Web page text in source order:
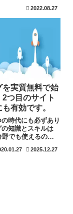
にリモート学習も増
ソコンの勉強に
するのも考えも
でWindowsを利
べて解決！１台で二
きるソフトを紹介し
2022.08.27
を実質無料で始
つ目のサイト
有効です。
時代にも必ずあり
の知識とスキルは
でも使えるので
信になります。基本
力を身に付けたいと
合には、一度はブロ
2025.12.27